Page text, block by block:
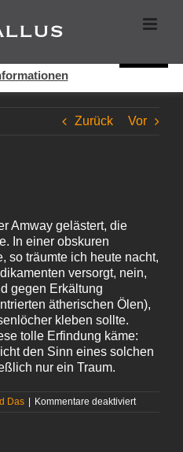
Zurück Vor
Amway gelästert, die
In einer obskuren
so träumte ich heute nacht,
versorgt, nein,
gegen Erkältung
ätherischen Ölen),
kleben sollte.
tolle Erfindung käme:
den Sinn eines solchen
nur ein Traum.
Das | Kommentare deaktiviertfür
Seite bei der Bereitstellung der
Webseite erklären Sie sich